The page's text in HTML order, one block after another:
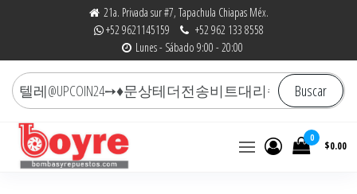
21a. Privada sur #7, Tapachula Chiapas Méx.
+52 9621145159
+52 962 133 8558
Lunes - Sábado 9:00 - 20:00
Buscar
por:
Buscar
0
$0.00